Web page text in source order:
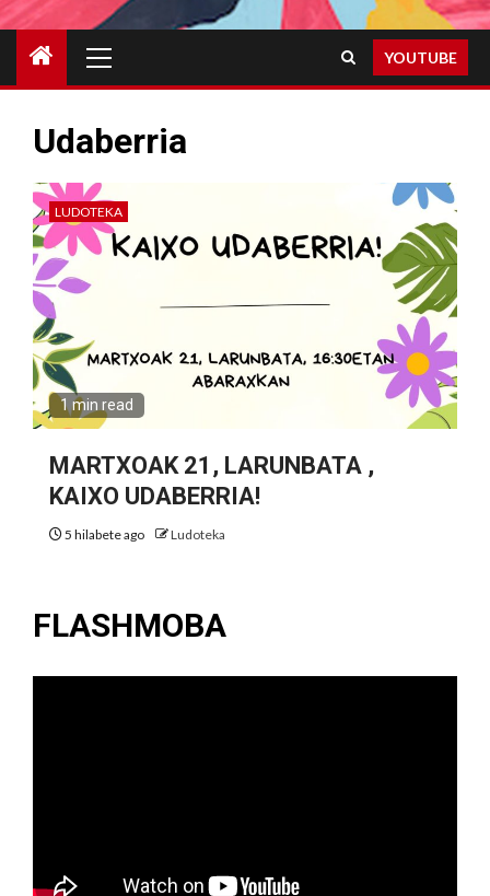
Menu
YOUTUBE
Udaberria
LUDOTEKA
1 min read
MARTXOAK 21, LARUNBATA ,
KAIXO UDABERRIA!
5 hilabete ago Ludoteka
FLASHMOBA